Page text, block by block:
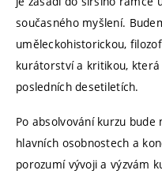
současného myšlení.
uměleckohistorickou,
kurátorství a kritikou,
posledních desetiletích.
Po absolvování kurzu
hlavních osobnostech a
porozumí vývoji a výzvám